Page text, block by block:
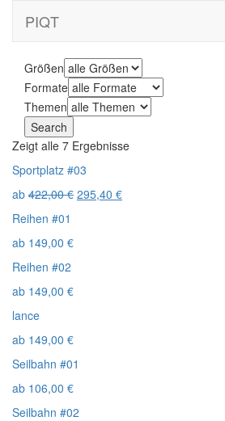
PIQT
Größen
Formate
Themen
Zeigt alle 7 Ergebnisse
Sportplatz #03
ab 422,00€ 295,40 €
Reihen #01
ab 149,00 €
Reihen #02
ab 149,00 €
lance
ab 149,00 €
Seilbahn #01
ab 106,00 €
Seilbahn #02